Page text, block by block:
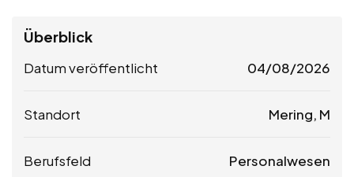
Überblick
Datum veröffentlicht 04/08/2026
Standort Mering, M
Berufsfeld Personalwesen